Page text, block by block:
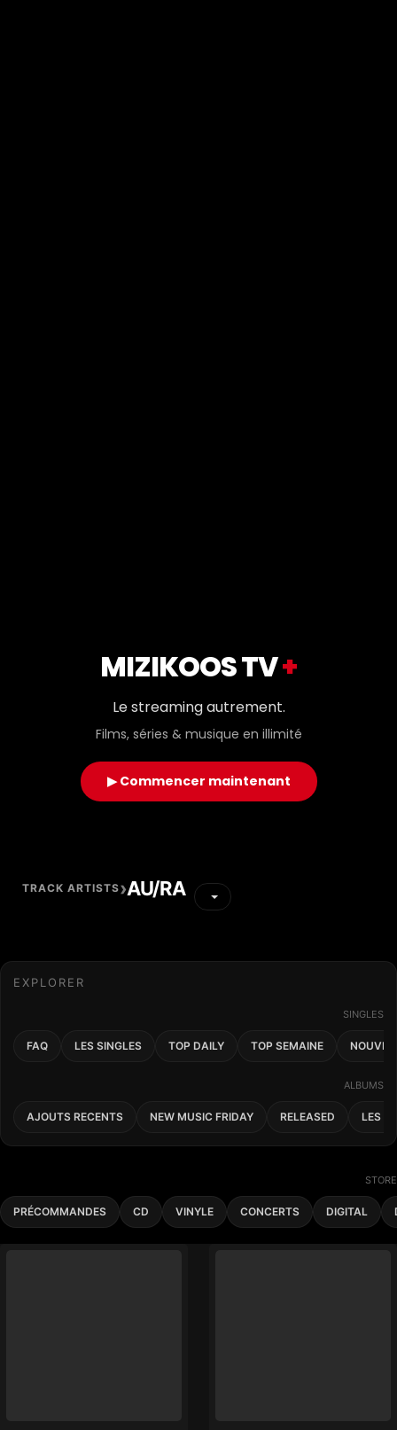
MIZIKOOS TV+
Le streaming autrement.
Films, séries & musique en illimité
▶ Commencer maintenant
TRACK ARTISTS›AU/RA
EXPLORER
SINGLES
FAQ LES SINGLES TOP DAILY TOP SEMAINE
ALBUMS
AJOUTS RECENTS NEW MUSIC FRIDAY RELEASED LES
STORE
PRÉCOMMANDES CD VINYLE CONCERTS DIGITAL